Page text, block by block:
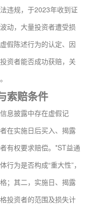
违规，于2023年收到证
动，大量投资者遭受损
假陈述行为的认定、因
资者能否成功获赔，关
索赔条件
息披露中存在虚假记
在实施日后买入、揭露
有权要求赔偿。*ST益通
为是否构成“重大性”，
；其二，实施日、揭露
投资者的范围及损失计